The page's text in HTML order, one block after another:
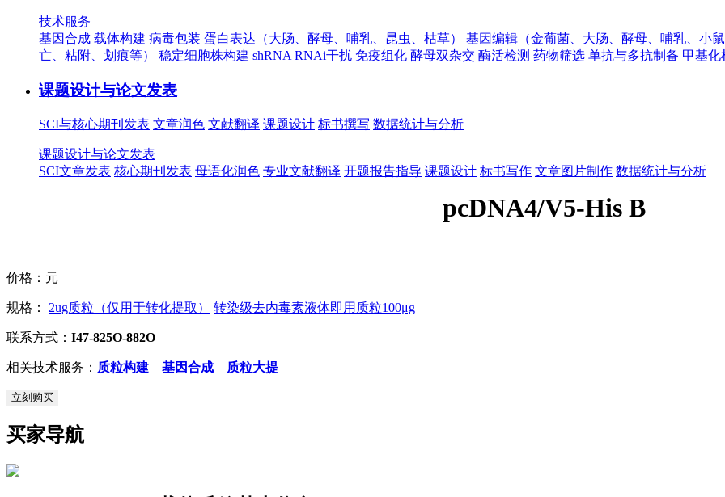
技术服务
基因合成 载体构建 病毒包装 蛋白表达（大肠、酵母、哺乳、昆虫、枯草）
基因编辑（金葡菌、大肠、酵母、哺乳、小
亡、粘附、划痕等）
稳定细胞株构建 shRNA RNAi干扰 免疫组化 酵母双杂交 酶活检测 药物筛选 单抗与多抗制备 甲基化
课题设计与论文发表
SCI与核心期刊发表 文章润色 文献翻译 课题设计 标书撰写 数据统计与分析
课题设计与论文发表
SCI文章发表 核心期刊发表 母语化润色 专业文献翻译 开题报告指导 课题设计 标书写作 文章图片制作 数据统计与分析
pcDNA4/V5-His B
价格： 元
规格： 2ug质粒（仅用于转化提取） 转染级去内毒素液体即用质粒100μg
联系方式： I47-825O-882O
相关技术服务： 质粒构建 基因合成 质粒大提
立刻购买
买家导航